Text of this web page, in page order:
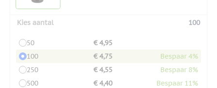
Kies aantal 100
50
€ 4,95
100
€ 4,75
Bespaar 4%
250
€ 4,55
Bespaar 8%
500
€ 4,40
Bespaar 11%